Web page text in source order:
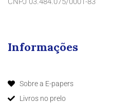
Informações
Sobre a E-papers
Livros no prelo